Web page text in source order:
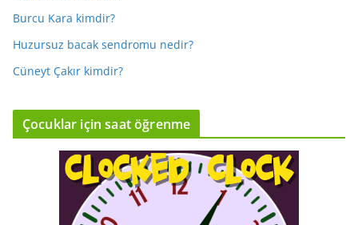
Burcu Kara kimdir?
Huzursuz bacak sendromu nedir?
Cüneyt Çakır kimdir?
Çocuklar için saat öğrenme